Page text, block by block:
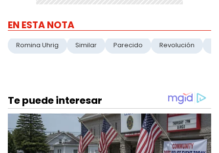
EN ESTA NOTA
Romina Uhrig Similar Parecido Revolución